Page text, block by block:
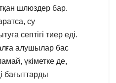
шлюздер бар.
су
септігі тиер еді.
алушылар бас
үкіметке де,
бағыттарды